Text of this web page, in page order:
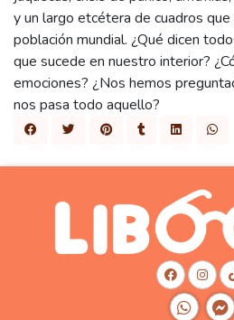
y un largo etcétera de cuadros
población mundial. ¿Qué dicen
que sucede en nuestro interior?
emociones? ¿Nos hemos
nos pasa todo aquello?